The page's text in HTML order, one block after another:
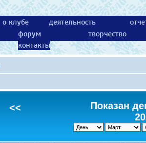
о клубе деятельность
форум
творчество
контакты
<<
Показан